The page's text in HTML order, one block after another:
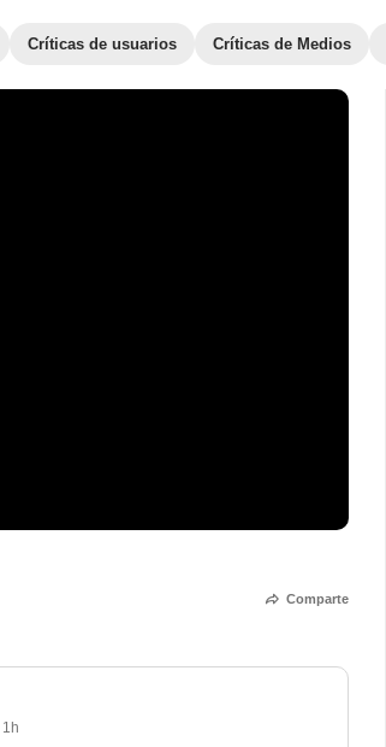
Críticas de usuarios Críticas de Medios
Comparte
1h